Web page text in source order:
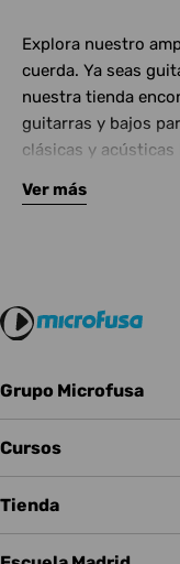
Explora nuestro
cuerda. Ya seas
nuestra tienda
guitarras y bajos
clásicas y
Complementa tu
Ver más
Grupo Microfusa
Cursos
Tienda